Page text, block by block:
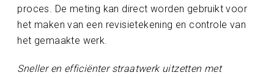
proces. De meting kan direct worden gebruikt voor
het maken van een revisietekening en controle van
het gemaakte werk.
Sneller en efficiënter straatwerk uitzetten met